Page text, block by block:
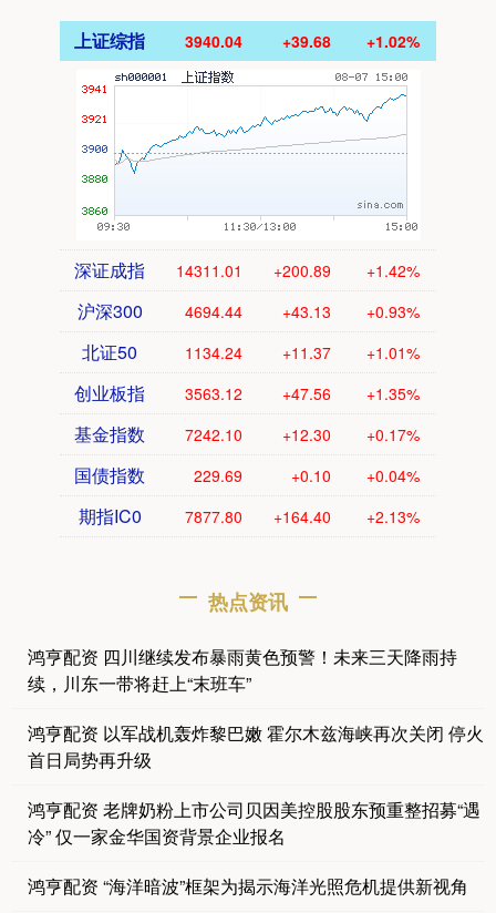
上证综指 3940.04 +39.68 +1.02%
深证成指 14311.01 +200.89 +1.42%
沪深300 4694.44 +43.13 +0.93%
北证50 1134.24 +11.37 +1.01%
创业板指 3563.12 +47.56 +1.35%
基金指数 7242.10 +12.30 +0.17%
国债指数 229.69 +0.10 +0.04%
期指IC0 7877.80 +164.40 +2.13%
热点资讯
鸿亨配资 四川继续发布暴雨黄色预警！未来三天降雨持
续，川东一带将赶上“末班车”
鸿亨配资 以军战机轰炸黎巴嫩 霍尔木兹海峡再次关闭 停火
首日局势再升级
鸿亨配资 老牌奶粉上市公司贝因美控股股东预重整招募“遇
冷” 仅一家金华国资背景企业报名
鸿亨配资 “海洋暗波”框架为揭示海洋光照危机提供新视角